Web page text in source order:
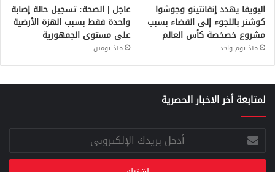
اليويفا يهدد إنفانتينو وجوشوا
كوشنر باللجوء إلى القضاء بسبب
مشروع خصخصة كأس العالم
منذ يوم واحد
عاجل | الصحة: تسجيل حالة إصابة
واحدة فقط بسبب الهزة الأرضية
على مستوى الجمهورية
منذ يومين
لمتابعة أخر الاخبار الحصرية
أدخل
بريدك
الإلكتروني